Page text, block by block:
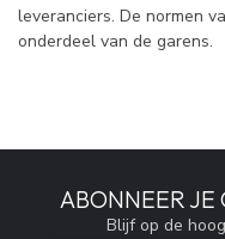
leveranciers. De normen
onderdeel van de garens.
ABONNEER JE
Blijf op de